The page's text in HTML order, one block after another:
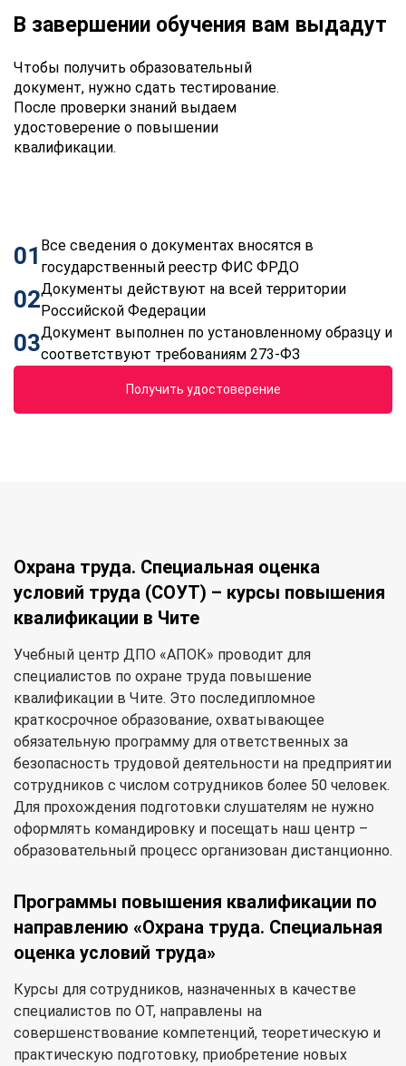
В завершении обучения вам выдадут
Чтобы получить образовательный
документ, нужно сдать тестирование.
После проверки знаний выдаем
удостоверение о повышении
квалификации.
01 Все сведения о документах вносятся в
государственный реестр ФИС ФРДО
02Документы действуют на всей территории
Российской Федерации
03Документ выполнен по установленному образцу и
соответствуют требованиям 273-ФЗ
Получить удостоверение
Охрана труда. Специальная оценка
условий труда (СОУТ) – курсы повышения
квалификации в Чите
Учебный центр ДПО «АПОК» проводит для
специалистов по охране труда повышение
квалификации в Чите. Это последипломное
краткосрочное образование, охватывающее
обязательную программу для ответственных за
безопасность трудовой деятельности на предприятии
сотрудников с числом сотрудников более 50 человек.
Для прохождения подготовки слушателям не нужно
оформлять командировку и посещать наш центр –
образовательный процесс организован дистанционно.
Программы повышения квалификации по
направлению «Охрана труда. Специальная
оценка условий труда»
Курсы для сотрудников, назначенных в качестве
специалистов по ОТ, направлены на
совершенствование компетенций, теоретическую и
практическую подготовку, приобретение новых